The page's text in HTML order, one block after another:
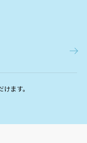
ます。